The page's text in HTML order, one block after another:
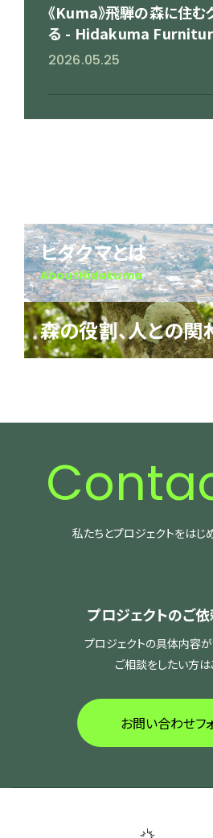
《Kuma》飛騨の森に住む
る - Hidakuma
2026.05.25
ヒダクマとは
AboutHidakuma
森の役割、人との関
私たちとプロジェクトをはじ
プロジェクトのご依
プロジェクトの具体内容が
ご相談をしたい方は
お問い合わせフ